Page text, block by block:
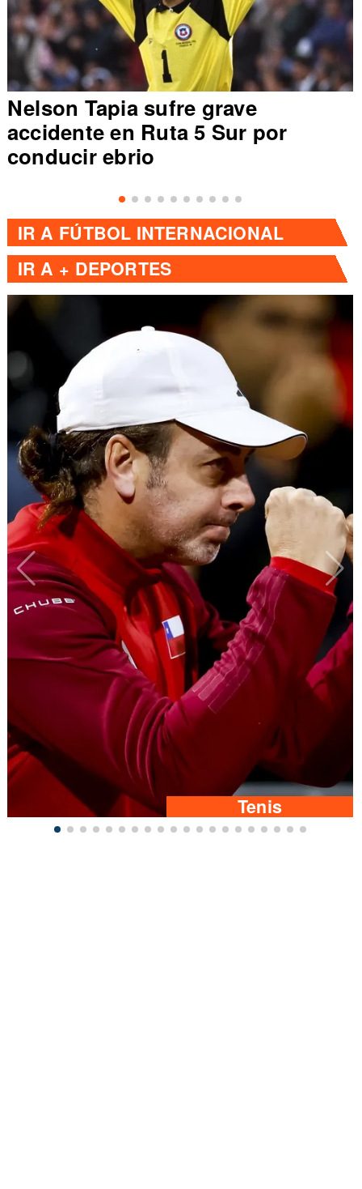
Nelson Tapia sufre grave
accidente en Ruta 5 Sur por
conducir ebrio
IR A FÚTBOL INTERNACIONAL
IR A + DEPORTES
Tenis